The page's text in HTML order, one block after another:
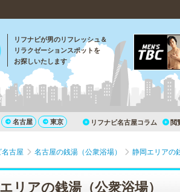
リフナビが男のリフレッシュ＆
リラクゼーションスポットを
お探しいたします
名古屋 東京 リフナビ名古屋コラム 閲
名古屋 名古屋の銭湯（公衆浴場） 静岡エリアの
リアの銭湯（公衆浴場）